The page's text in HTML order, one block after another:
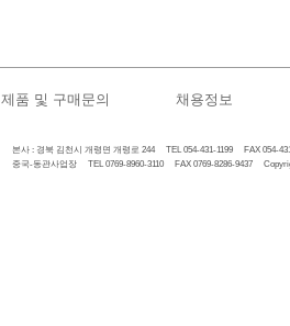
제품 및 구매문의 채용정보
본사 : 경북 김천시 개령면 개령로 244 TEL 054-431-1199 FAX 054-
중국-동관사업장 TEL 0769-8960-3110 FAX 0769-8286-9437